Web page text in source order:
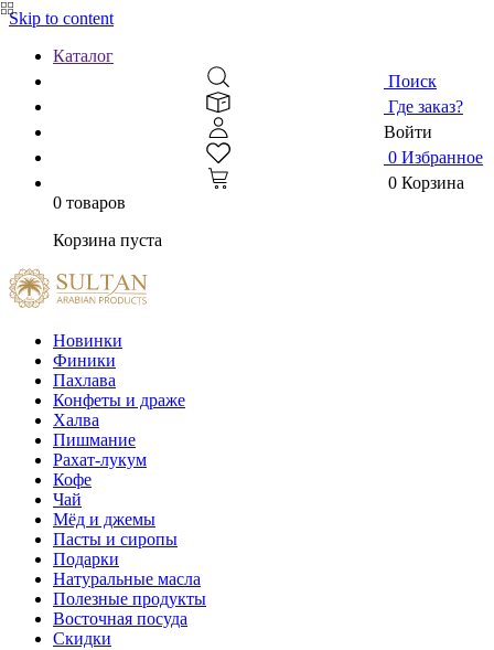
Skip to content
Каталог
Поиск
Где заказ?
Войти
0 Избранное
0 Корзина
0 товаров
Корзина пуста
Новинки
Финики
Пахлава
Конфеты и драже
Халва
Пишмание
Рахат-лукум
Кофе
Чай
Мёд и джемы
Пасты и сиропы
Подарки
Натуральные масла
Полезные продукты
Восточная посуда
Скидки